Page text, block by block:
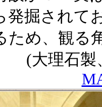
発掘されて
ため、観る
(大理石製